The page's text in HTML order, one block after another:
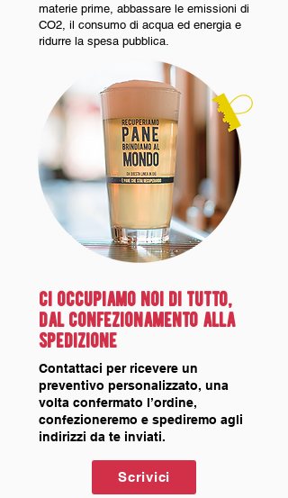
materie prime, abbassare le emissioni di
CO2, il consumo di acqua ed energia e
ridurre la spesa pubblica.
ci occupiamo noi di tutto,
dal confezionamento alla
spedizione
Contattaci per ricevere un
preventivo personalizzato, una
volta confermato l’ordine,
confezioneremo e spediremo agli
indirizzi da te inviati.
Scrivici